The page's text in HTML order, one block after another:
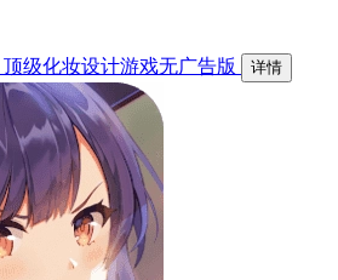
顶级化妆设计游戏无广告版 详情